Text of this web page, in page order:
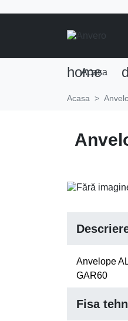
home
Acasa
Acasa
Anvelope
GAR60
Fisa